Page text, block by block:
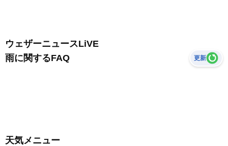
ウェザーニュースLiVE
雨に関するFAQ
更新
天気メニュー